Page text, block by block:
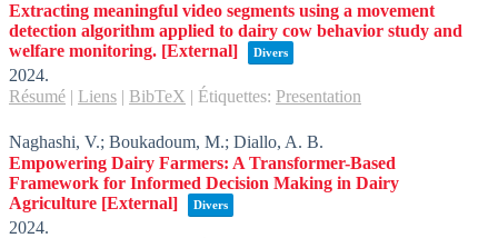
Extracting meaningful video segments using a movement
detection algorithm applied to dairy cow behavior study and
welfare monitoring. [External] Divers
2024.
Résumé | Liens | BibTeX | Étiquettes: Presentation
Naghashi, V.; Boukadoum, M.; Diallo, A. B.
Empowering Dairy Farmers: A Transformer-Based
Framework for Informed Decision Making in Dairy
Agriculture [External] Divers
2024.